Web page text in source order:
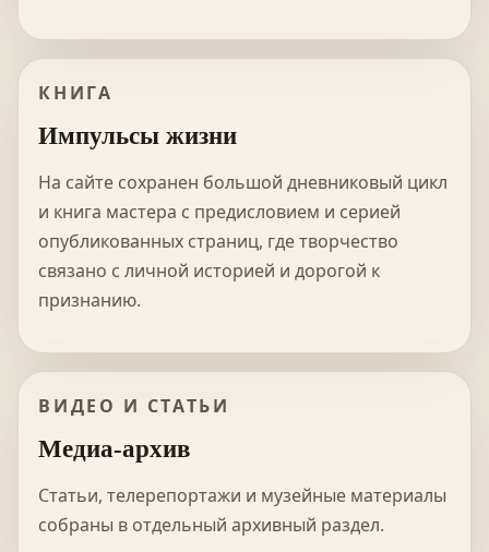
КНИГА
Импульсы жизни
На сайте сохранен большой дневниковый цикл
и книга мастера с предисловием и серией
опубликованных страниц, где творчество
связано с личной историей и дорогой к
признанию.
ВИДЕО И СТАТЬИ
Медиа-архив
Статьи, телерепортажи и музейные материалы
собраны в отдельный архивный раздел.